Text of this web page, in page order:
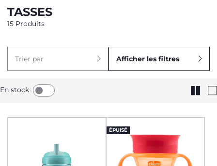
TASSES
15 Produits
Trier par Afficher les filtres
En stock
ÉPUISÉ